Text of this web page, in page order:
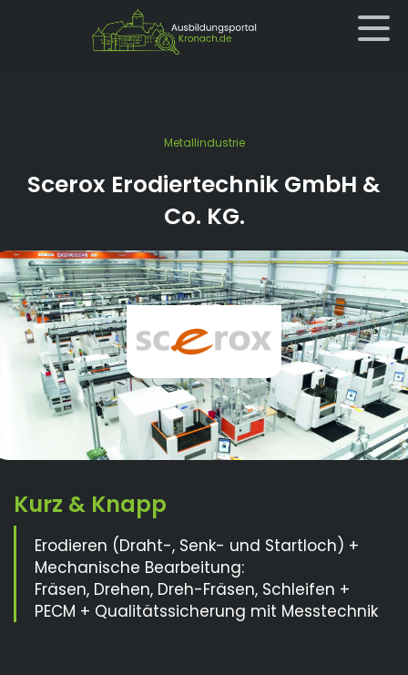
Metallindustrie
Scerox Erodiertechnik GmbH &
Co. KG.
Erodieren (Draht-, Senk- und Startloch) +
Mechanische Bearbeitung:
Fräsen, Drehen, Dreh-Fräsen, Schleifen +
PECM + Qualitätssicherung mit Messtechnik